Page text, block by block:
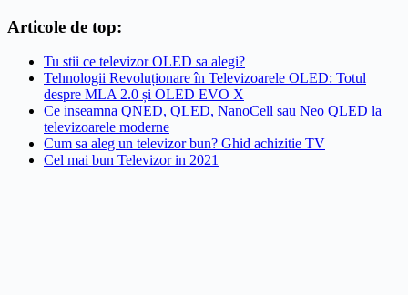
Articole de top:
Tu stii ce televizor OLED sa alegi?
Tehnologii Revoluționare în Televizoarele OLED: Totul
despre MLA 2.0 și OLED EVO X
Ce inseamna QNED, QLED, NanoCell sau Neo QLED la
televizoarele moderne
Cum sa aleg un televizor bun? Ghid achizitie TV
Cel mai bun Televizor in 2021